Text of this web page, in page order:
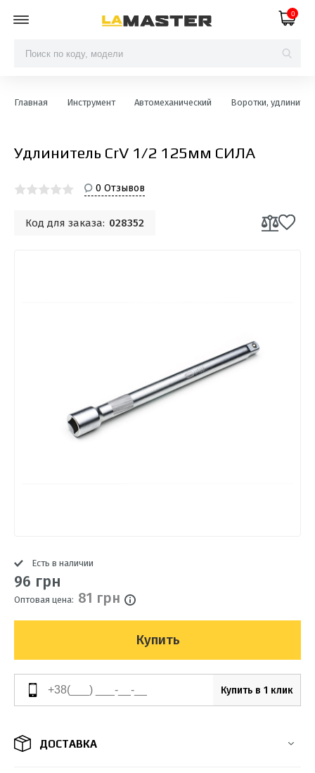
0
Главная Инструмент Автомеханический Воротки,
Удлинитель CrV 1/2 125мм СИЛА
0 Отзывов
Код для заказа: 028352
Есть в наличии
96 грн
Оптовая цена: 81 грн
Купить
Купить в 1 клик
ДОСТАВКА